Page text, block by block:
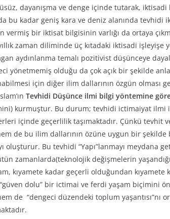
dayanışma ve denge içinde tutarak, iktisadi
bu kadar geniş kara ve deniz alanında tevhidi
bir iktisat bilgisinin varlığı da ortaya
zaman diliminde üç kıtadaki iktisadi işleyişe
aydınlanma temalı pozitivist düşünceye
yönetmemiş olduğu da çok açık bir şekilde
için diğer ilim dallarının özgün olması
Tevhidi Düşünce ilmi bilgi yöntemine
kurmuştur. Bu durum; tevhidi ictimaiyat ilmi
içinde geçerlilik taşımaktadır. Çünkü tevhit
de bu ilim dallarının özüne uygun bir
Bu tevhidi “Yapı”lanmayı meydana
zamanlarda(teknolojik değişmelerin
kıyamete kadar geçerli olduğundan kıyamete
dolu” bir ictimai ve ferdi yaşam biçimini
de “dengeci düzendeki toplum yaşantısı”nı